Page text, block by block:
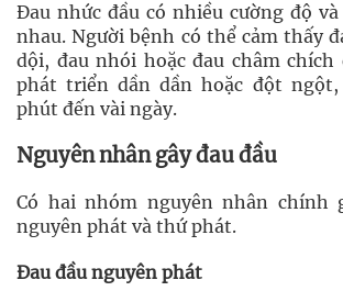
Đau nhức đầu có nhiều cường độ
nhau. Người bệnh có thể cảm thấy
dội, đau nhói hoặc đau châm chích
phát triển dần dần hoặc đột
phút đến vài ngày.
Nguyên nhân gây đau đầu
Có hai nhóm nguyên nhân chính
nguyên phát và thứ phát.
Đau đầu nguyên phát